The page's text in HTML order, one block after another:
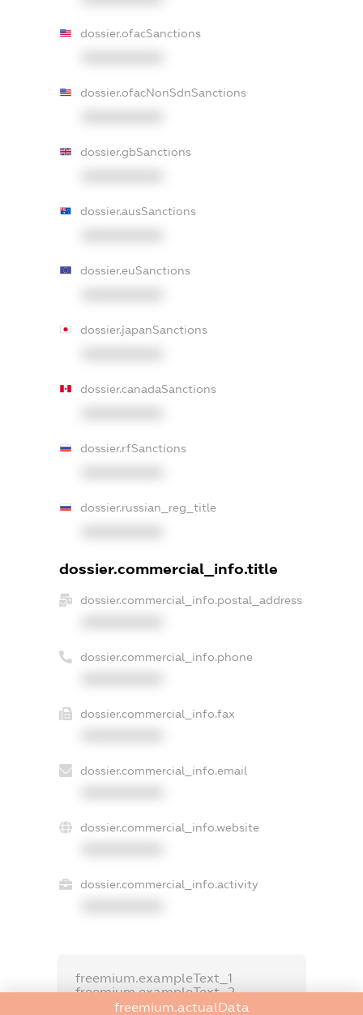
dossier.ofacSanctions
dossier.ofacNonSdnSanctions
dossier.gbSanctions
dossier.ausSanctions
dossier.euSanctions
dossier.japanSanctions
dossier.canadaSanctions
dossier.rfSanctions
dossier.russian_reg_title
dossier.commercial_info.title
dossier.commercial_info.postal_address
dossier.commercial_info.phone
dossier.commercial_info.fax
dossier.commercial_info.email
dossier.commercial_info.website
dossier.commercial_info.activity
freemium.exampleText_1
freemium.exampleText_2
freemium.anonymousPerSearch2
freemium.actualData